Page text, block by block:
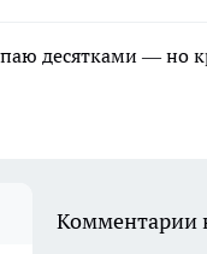
десятками — но
Комментарии